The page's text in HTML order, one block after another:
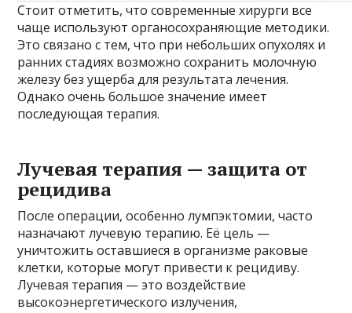
Стоит отметить, что современные хирурги все
чаще используют органосохраняющие методики.
Это связано с тем, что при небольших опухолях и
ранних стадиях возможно сохранить молочную
железу без ущерба для результата лечения.
Однако очень большое значение имеет
последующая терапия.
Лучевая терапия — защита от
рецидива
После операции, особенно лумпэктомии, часто
назначают лучевую терапию. Её цель —
уничтожить оставшиеся в организме раковые
клетки, которые могут привести к рецидиву.
Лучевая терапия — это воздействие
высокоэнергетического излучения,